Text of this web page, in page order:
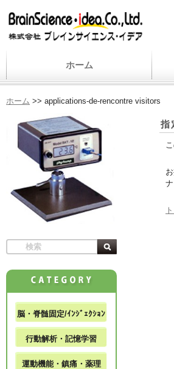
ホーム
ホーム >> applications-de-rencontre visitors
指
脳・脊髄固定/ｲﾝｼﾞｪｸｼｮﾝ
行動解析・記憶学習
運動機能・鎮痛・薬理